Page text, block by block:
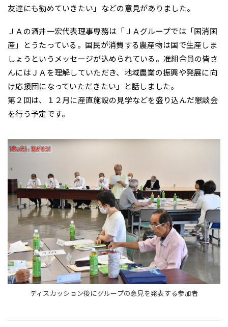
ディスカッション後にグループの意見を発表する参加者
友達にも勧めていきたい」などの意見がありました。
ＪＡの酒井一宏代表理事専務は「ＪＡグループでは「国消国
産」とうたっている。国民が消費する農産物は国で生産しま
しょうというメッセージが込められている。准組合員の皆さ
んにはＪＡを理解していただき、地域農業の振興や発展に向
け応援団になっていただきたい」と話しました。
第２回は、１２月に産直施設の見学などを盛り込んだ懇談会
を行う予定です。